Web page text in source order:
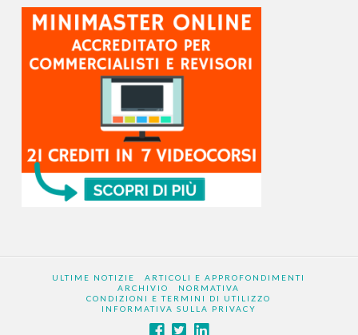
ULTIME NOTIZIE
ARTICOLI E APPROFONDIMENTI
ARCHIVIO
NORMATIVA
CONDIZIONI E TERMINI DI UTILIZZO
INFORMATIVA SULLA PRIVACY